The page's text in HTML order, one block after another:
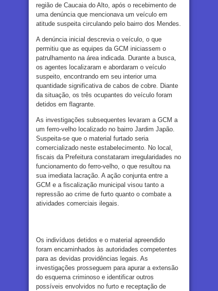
região de Caucaia do Alto, após o recebimento de
uma denúncia que mencionava um veículo em
atitude suspeita circulando pelo bairro dos Mendes.
A denúncia inicial descrevia o veículo, o que
permitiu que as equipes da GCM iniciassem o
patrulhamento na área indicada. Durante a busca,
os agentes localizaram e abordaram o veículo
suspeito, encontrando em seu interior uma
quantidade significativa de cabos de cobre. Diante
da situação, os três ocupantes do veículo foram
detidos em flagrante.
As investigações subsequentes levaram a GCM a
um ferro-velho localizado no bairro Jardim Japão.
Suspeita-se que o material furtado seria
comercializado neste estabelecimento. No local,
fiscais da Prefeitura constataram irregularidades no
funcionamento do ferro-velho, o que resultou na
sua imediata lacração. A ação conjunta entre a
GCM e a fiscalização municipal visou tanto a
repressão ao crime de furto quanto o combate a
atividades comerciais ilegais.
Os indivíduos detidos e o material apreendido
foram encaminhados às autoridades competentes
para as devidas providências legais. As
investigações prosseguem para apurar a extensão
do esquema criminoso e identificar outros
possíveis envolvidos no furto e receptação de